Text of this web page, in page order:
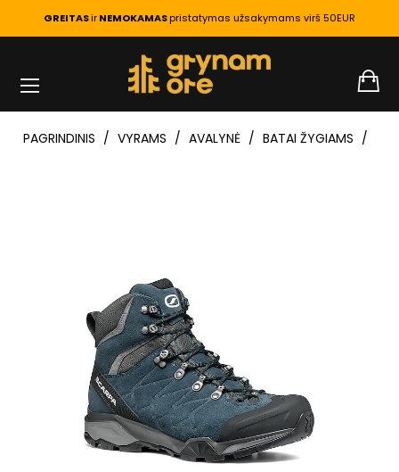
GREITASirNEMOKAMASpristatymas užsakymams virš 50EUR
PAGRINDINIS VYRAMS AVALYNĖ BATAI ŽYGIAMS